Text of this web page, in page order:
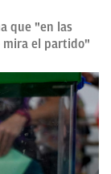
que "en las
mira el partido"